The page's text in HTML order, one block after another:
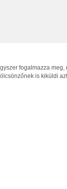
fogalmazza
is kiküldi